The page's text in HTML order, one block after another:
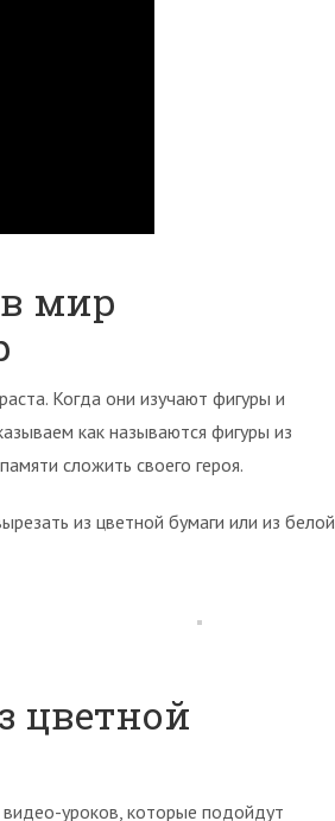
мир
Когда они изучают фигуры и
как называются фигуры из
сложить своего героя.
из цветной бумаги или из белой
цветной
уроков, которые подойдут